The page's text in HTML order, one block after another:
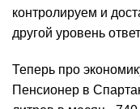
контролируем и
другой уровень
Теперь про
Пенсионер в